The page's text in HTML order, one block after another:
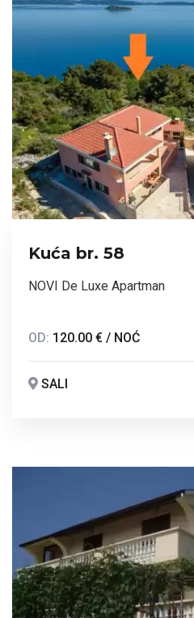
Kuća br. 58
NOVI De Luxe Apartman
OD: 120.00 € / NOĆ
SALI